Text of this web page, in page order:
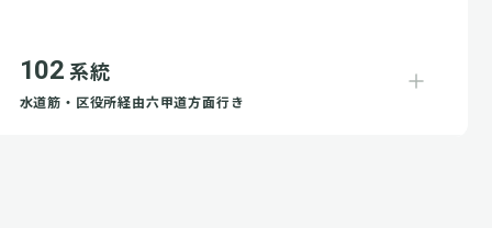
102 系統
水道筋・区役所経由六甲道方面行き